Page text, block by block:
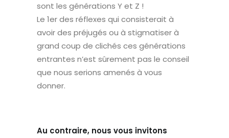
sont les générations Y et Z !
Le 1er des réflexes qui consisterait à
avoir des préjugés ou à stigmatiser à
grand coup de clichés ces générations
entrantes n’est sûrement pas le conseil
que nous serions amenés à vous
donner.
Au contraire, nous vous invitons